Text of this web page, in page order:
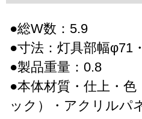
●総W数：5.9
●寸法：灯具部幅φ71
●製品重量：0.8
●本体材質・仕上・
ック）・アクリルパ